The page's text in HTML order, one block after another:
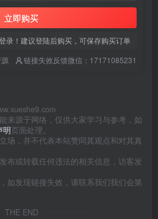
立即购买
录！建议登陆后购买，可保存购买订单
链接失效反馈微信：17171085231
来源于网络，仅供大家学习与参考，如
明页面处理。
场，并不代表本站赞同其观点和对其真
布或转载任何违法的相关信息，访客发
如发现链接失效，请联系我们我们会第
THE END